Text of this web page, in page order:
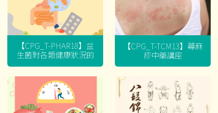
【CPG_T-PHAR18】益
生菌對各類健康狀況的
迷思
【CPG_T-TCM13】蕁麻
疹中藥講座